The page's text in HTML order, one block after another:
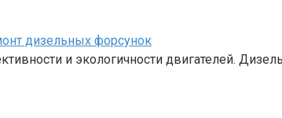
дизельных форсунок
и экологичности двигателей.